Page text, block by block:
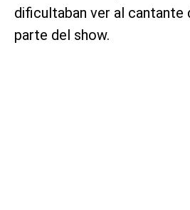
dificultaban ver al cantante
parte del show.